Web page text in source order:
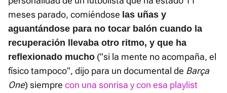
meses parado, comiéndose las uñas y
aguantándose para no tocar balón cuando la
recuperación llevaba otro ritmo, y que ha
reflexionado mucho ("si la mente no acompaña, el
físico tampoco", dijo para un documental de Barça
One) siempre con una sonrisa y con esa playlist